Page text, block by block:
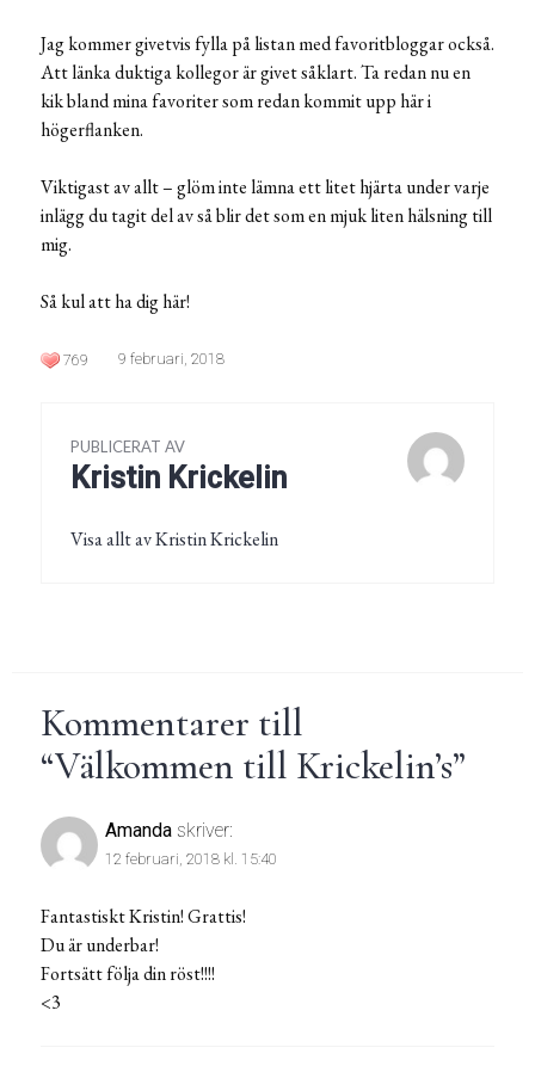
Jag kommer givetvis fylla på listan med favoritbloggar också.
Att länka duktiga kollegor är givet såklart. Ta redan nu en
kik bland mina favoriter som redan kommit upp här i
högerflanken.
Viktigast av allt – glöm inte lämna ett litet hjärta under varje
inlägg du tagit del av så blir det som en mjuk liten hälsning till
mig.
Så kul att ha dig här!
769 9 februari, 2018
PUBLICERAT AV
Kristin Krickelin
Visa allt av Kristin Krickelin
Kommentarer till
“Välkommen till Krickelin’s”
Amanda skriver:
12 februari, 2018 kl. 15:40
Fantastiskt Kristin! Grattis!
Du är underbar!
Fortsätt följa din röst!!!!
<3